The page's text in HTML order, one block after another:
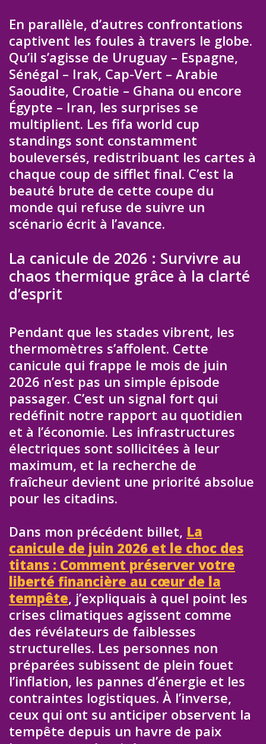
En parallèle, d’autres confrontations
captivent les foules à travers le globe.
Qu’il s’agisse de Uruguay – Espagne,
Sénégal – Irak, Cap-Vert – Arabie
Saoudite, Croatie – Ghana ou encore
Égypte – Iran, les surprises se
multiplient. Les fifa world cup
standings sont constamment
bouleversés, redistribuant les cartes à
chaque coup de sifflet final. C’est la
beauté brute de cette coupe du
monde qui refuse de suivre un
scénario écrit à l’avance.
La canicule de 2026 : Survivre au
chaos thermique grâce à la clarté
d’esprit
Pendant que les stades vibrent, les
thermomètres s’affolent. Cette
canicule qui frappe le mois de juin
2026 n’est pas un simple épisode
passager. C’est un signal fort qui
redéfinit notre rapport au quotidien
et à l’économie. Les infrastructures
électriques sont sollicitées à leur
maximum, et la recherche de
fraîcheur devient une priorité absolue
pour les citadins.
Dans mon précédent billet, La
canicule de juin 2026 et le choc des
titans : Comment préserver votre
liberté financière au cœur de la
tempête, j’expliquais à quel point les
crises climatiques agissent comme
des révélateurs de faiblesses
structurelles. Les personnes non
préparées subissent de plein fouet
l’inflation, les pannes d’énergie et les
contraintes logistiques. À l’inverse,
ceux qui ont su anticiper observent la
tempête depuis un havre de paix